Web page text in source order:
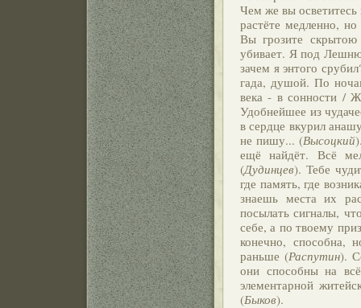
Чем же вы
растёте медленно,
Вы грозите
убивает. Я под
зачем я энтого
гада, душой. По
века - в сонности /
Удобнейшее из
в сердце вкурил
не пишу... (Высоцкий
ещё найдёт. Всё
(Дудинцев). Тебе
где память, где
знаешь места их
посылать сигналы,
себе, а по твоему
конечно, способна,
раньше (Распутин).
они способны на
элементарной
(Быков).